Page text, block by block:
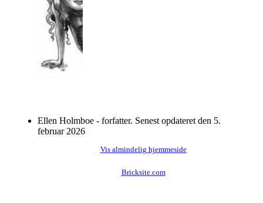
Ellen Holmboe - forfatter. Senest opdateret den 5.
februar 2026
Vis almindelig hjemmeside
Bricksite.com